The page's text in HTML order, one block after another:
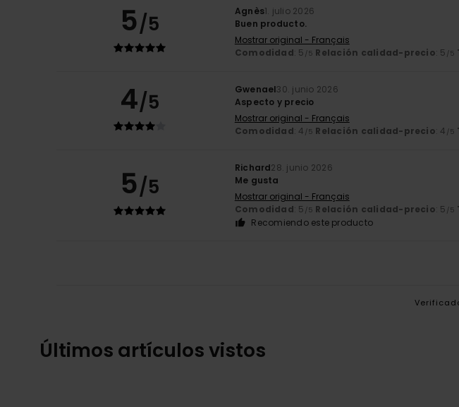
5/5 Agnès1. julio 2026
Buen producto.
Mostrar original - Français
Comodidad: 5 /5 Relación calidad-precio: 5 /5
4/5 Gwenael30. junio 2026
Aspecto y precio
Mostrar original - Français
Comodidad: 4 /5 Relación calidad-precio: 4 /5
5/5
Richard28. junio 2026
Me gusta
Mostrar original - Français
Comodidad: 5 /5 Relación calidad-precio: 5 /5
Recomiendo este producto
Últimos artículos vistos